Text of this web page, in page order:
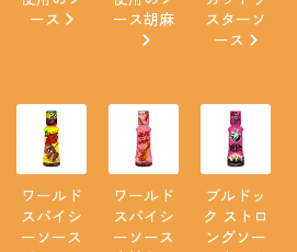
ース
ース胡麻
スターソ
ース
ワールド
スパイシ
ーソース
ワールド
スパイシ
ーソース
ブルドッ
ク ストロ
ングソー